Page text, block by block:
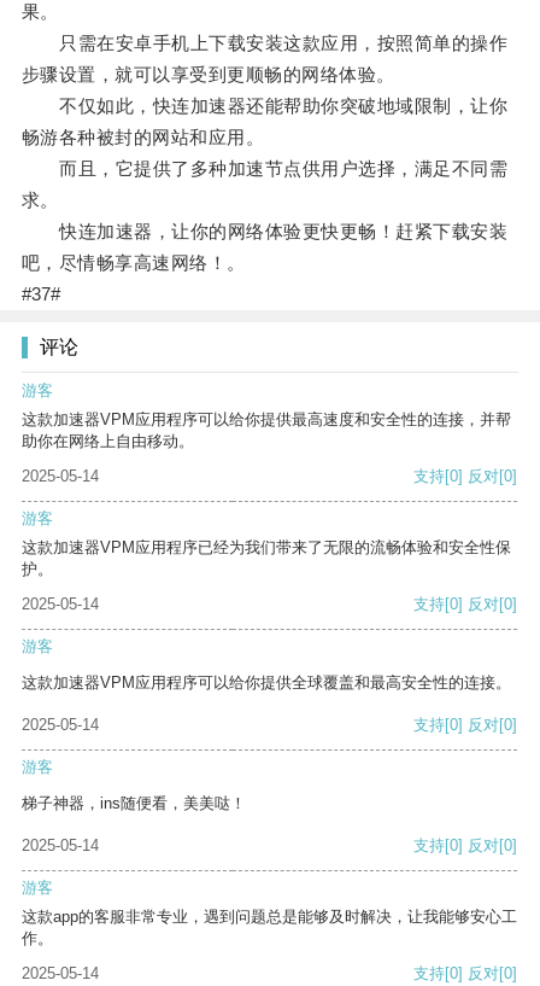
果。
只需在安卓手机上下载安装这款应用，按照简单的操作
步骤设置，就可以享受到更顺畅的网络体验。
不仅如此，快连加速器还能帮助你突破地域限制，让你
畅游各种被封的网站和应用。
而且，它提供了多种加速节点供用户选择，满足不同需
求。
快连加速器，让你的网络体验更快更畅！赶紧下载安装
吧，尽情畅享高速网络！。
#37#
评论
游客
这款加速器VPM应用程序可以给你提供最高速度和安全性的连接，并帮
助你在网络上自由移动。
2025-05-14
支持[0] 反对[0]
游客
这款加速器VPM应用程序已经为我们带来了无限的流畅体验和安全性保
护。
2025-05-14
支持[0] 反对[0]
游客
这款加速器VPM应用程序可以给你提供全球覆盖和最高安全性的连接。
2025-05-14 支持[0] 反对[0]
游客
梯子神器，ins随便看，美美哒！
2025-05-14 支持[0] 反对[0]
游客
这款app的客服非常专业，遇到问题总是能够及时解决，让我能够安心工
作。
2025-05-14
支持[0] 反对[0]